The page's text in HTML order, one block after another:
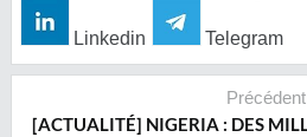
Linkedin Telegram
Précédent
[ACTUALITÉ] NIGERIA : DES